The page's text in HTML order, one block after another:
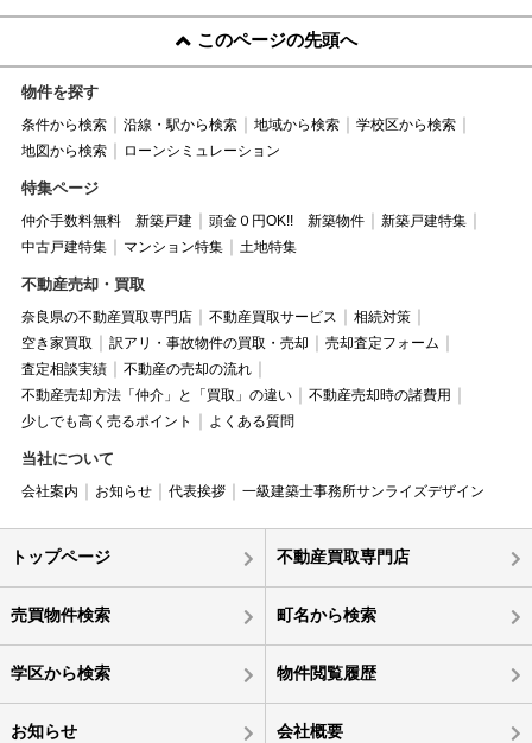
このページの先頭へ
物件を探す
条件から検索 沿線・駅から検索 地域から検索
学校区から検索
地図から検索
ローンシミュレーション
特集ページ
仲介手数料無料 新築戸建 頭金０円OK!! 新築物件
新築戸建特集
中古戸建特集
マンション特集 土地特集
不動産売却・買取
奈良県の不動産買取専門店 不動産買取サービス
相続対策
空き家買取
訳アリ・事故物件の買取・売却
売却査定フォーム
査定相談実績
不動産の売却の流れ
不動産売却方法「仲介」と「買取」の違い
不動産売却時の諸費用
少しでも高く売るポイント
よくある質問
当社について
会社案内 お知らせ 代表挨拶 一級建築士事務所サンライズデザイン
トップページ 不動産買取専門店
売買物件検索 町名から検索
学区から検索 物件閲覧履歴
お知らせ 会社概要